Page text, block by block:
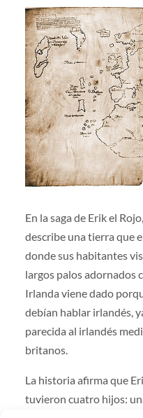
En la saga de Erik el
describe una tierra que
donde sus habitantes
largos palos adornados
Irlanda viene dado
debían hablar irlandés,
parecida al irlandés
britanos.
La historia afirma que
tuvieron cuatro hijos: